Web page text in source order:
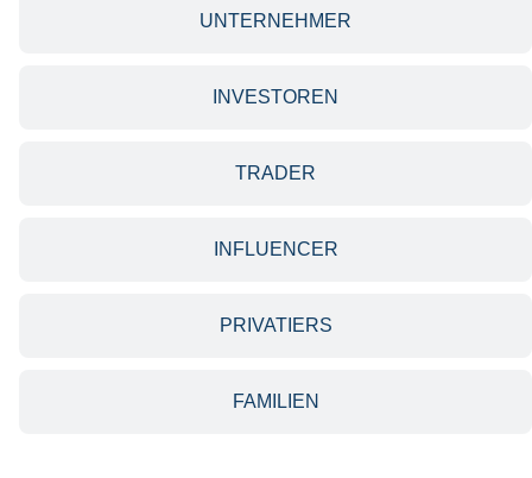
UNTERNEHMER
INVESTOREN
TRADER
INFLUENCER
PRIVATIERS
FAMILIEN